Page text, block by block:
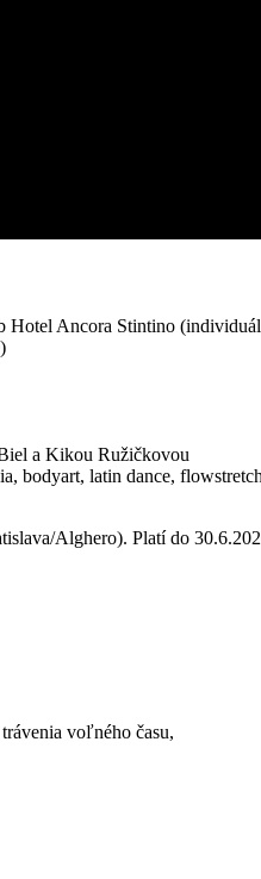
Ancora Stintino
a Kikou Ružičkovou
bodyart, latin dance,
Alghero). Platí do
voľného času,